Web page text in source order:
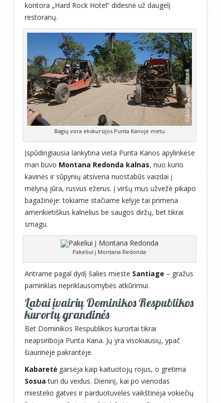
kontora „Hard Rock Hotel“ didesnė už daugelį
restoranų.
Bagių vora ekskursijos Punta Kanoje metu
Įspūdingiausia lankytina vieta Punta Kanos apylinkėse
man buvo Montana Redonda kalnas, nuo kurio
kavinės ir sūpynių atsiveria nuostabūs vaizdai į
mėlyną jūra, rusvus ežerus. Į viršų mus užvežė pikapo
bagažinėje: tokiame stačiame kelyje tai primena
amerikietiškus kalnelius be saugos diržų, bet tikrai
smagu.
Pakeliui į Montana Redonda
Antrame pagal dydį šalies mieste Santiage – gražus
paminklas nepriklausomybės atkūrimui.
Labai įvairių Dominikos Respublikos
kurortų grandinės
Bet Dominikos Respublikos kurortai tikrai
neapsiriboja Punta Kana. Jų yra visokiausių, ypač
šiaurinėje pakrantėje.
Kabaretė garsėja kaip kaituotojų rojus, o gretima
Sosua turi du veidus. Dieninį, kai po vienodas
miestelio gatves ir parduotuvėles vaikštinėja vokiečių